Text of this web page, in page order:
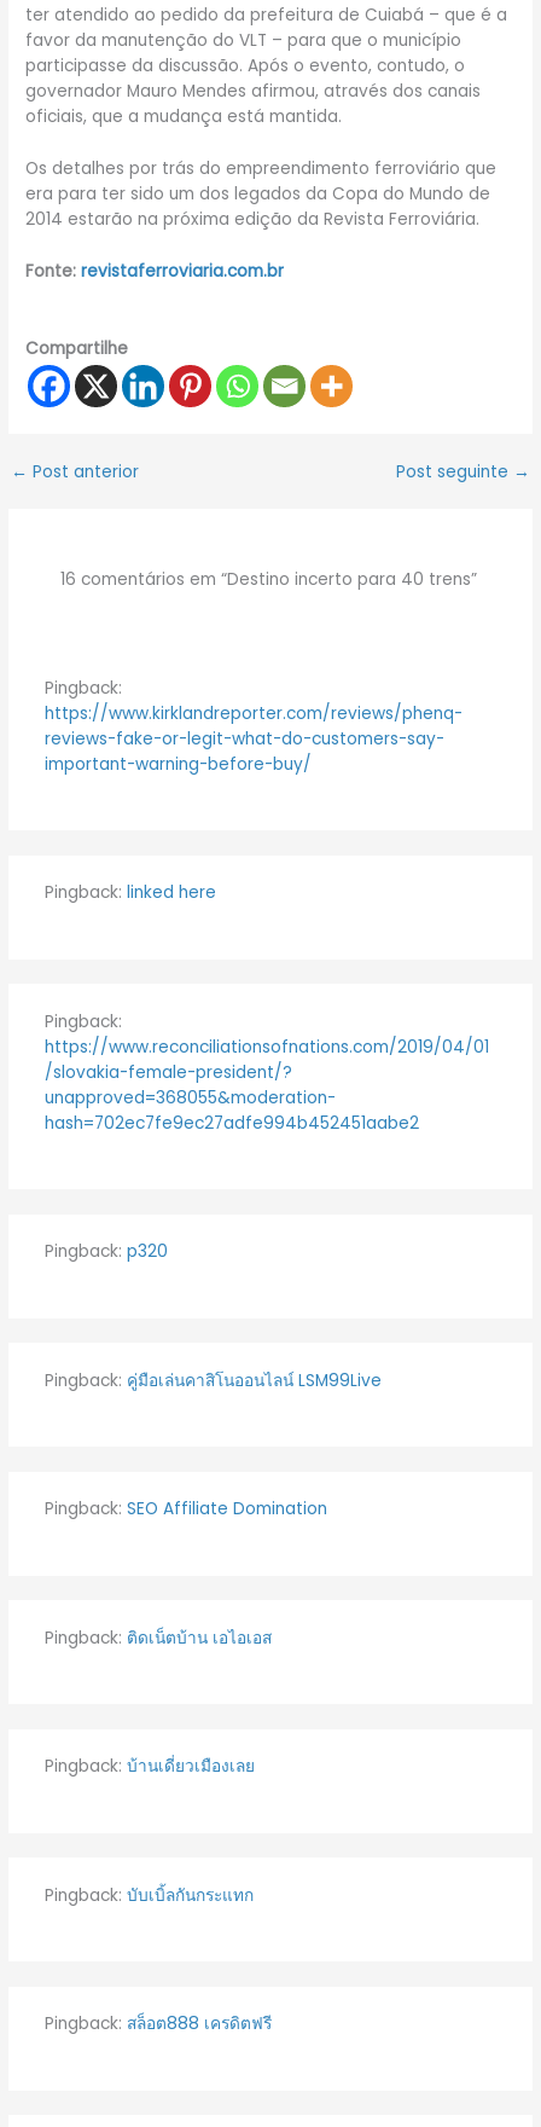
ter atendido ao pedido da prefeitura de Cuiabá – que é a
favor da manutenção do VLT – para que o município
participasse da discussão. Após o evento, contudo, o
governador Mauro Mendes afirmou, através dos canais
oficiais, que a mudança está mantida.
Os detalhes por trás do empreendimento ferroviário que
era para ter sido um dos legados da Copa do Mundo de
2014 estarão na próxima edição da Revista Ferroviária.
Fonte:revistaferroviaria.com.br
Compartilhe
← Post anterior Post seguinte →
16 comentários em “Destino incerto para 40 trens”
Pingback:
https://www.kirklandreporter.com/reviews/phenq-
reviews-fake-or-legit-what-do-customers-say-
important-warning-before-buy/
Pingback: linked here
Pingback:
https://www.reconciliationsofnations.com/2019/04/01
/slovakia-female-president/?
unapproved=368055&moderation-
hash=702ec7fe9ec27adfe994b452451aabe2
Pingback: p320
Pingback: คู่มือเล่นคาสิโนออนไลน์ LSM99Live
Pingback: SEO Affiliate Domination
Pingback: ติดเน็ตบ้าน เอไอเอส
Pingback: บ้านเดี่ยวเมืองเลย
Pingback: บับเบิ้ลกันกระแทก
Pingback: สล็อต888 เครดิตฟรี